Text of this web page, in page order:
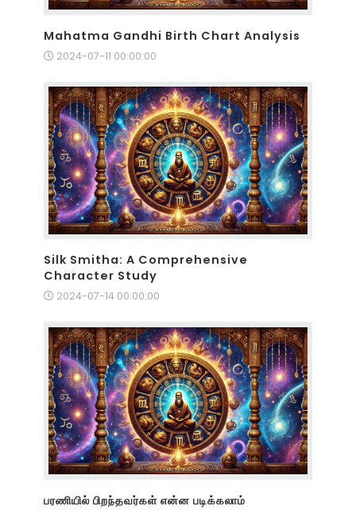
Mahatma Gandhi Birth Chart Analysis
2024-07-11 00:00:00
Silk Smitha: A Comprehensive
Character Study
2024-07-14 00:00:00
பரணியில் பிறந்தவர்கள் என்ன படிக்கலாம்